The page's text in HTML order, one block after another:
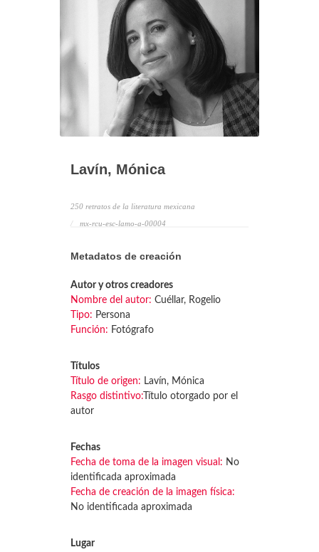
Lavín, Mónica
250 retratos de la literatura mexicana
mx-rcu-esc-lamo-a-00004
Metadatos de creación
Autor y otros creadores
Nombre del autor: Cuéllar, Rogelio
Tipo: Persona
Función: Fotógrafo
Títulos
Título de origen: Lavín, Mónica
Rasgo distintivo: Título otorgado por el
autor
Fechas
Fecha de toma de la imagen visual: No
identificada aproximada
Fecha de creación de la imagen física:
No identificada aproximada
Lugar